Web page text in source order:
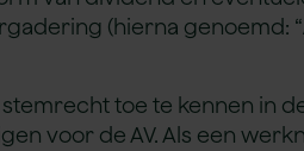
(hierna genoemd: “
toe te kennen in
voor de AV. Als een